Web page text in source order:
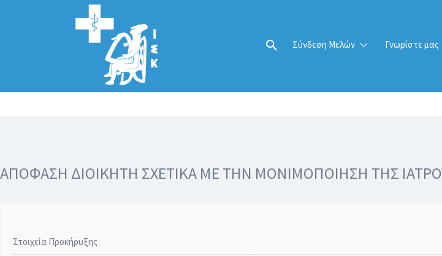
Σύνδεση Μελών Γνωρίστε μας
Αναζήτηση
για:
ΑΠΟΦΑΣΗ ΔΙΟΙΚΗΤΗ ΣΧΕΤΙΚΑ ΜΕ ΤΗΝ ΜΟΝΙΜΟΠΟΙΗΣΗ ΤΗΣ
Στοιχεία Προκήρυξης